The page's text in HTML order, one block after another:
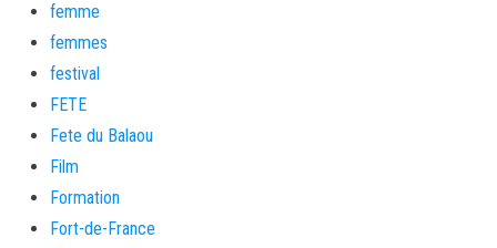
femme
femmes
festival
FETE
Fete du Balaou
Film
Formation
Fort-de-France